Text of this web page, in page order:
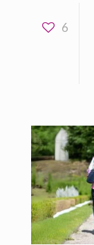
6